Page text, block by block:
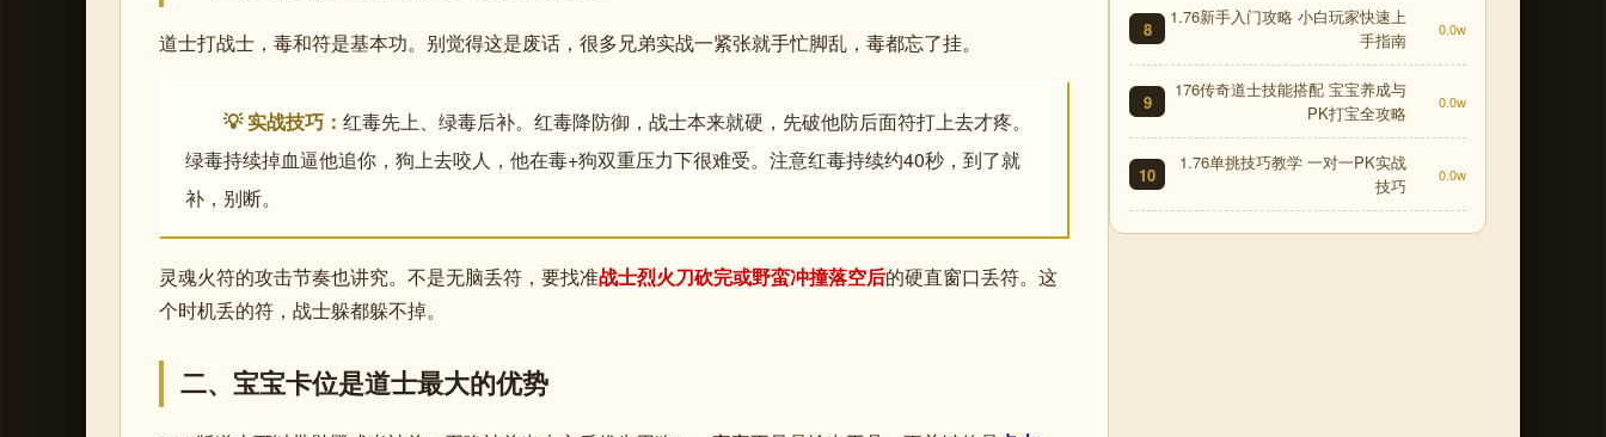
道士打战士，毒和符是基本功。别觉得这是废话，很多兄弟实战一紧张就手忙脚乱，毒都忘了挂。
💡 实战技巧： 红毒先上、绿毒后补。红毒降防御，战士本来就硬，先破他防后面符打上去才疼。
绿毒持续掉血逼他追你，狗上去咬人，他在毒+狗双重压力下很难受。注意红毒持续约40秒，到了就
补，别断。
灵魂火符的攻击节奏也讲究。不是无脑丢符，要找准战士烈火刀砍完或野蛮冲撞落空后的硬直窗口丢符。这
个时机丢的符，战士躲都躲不掉。
二、宝宝卡位是道士最大的优势
8
1.76新手入门攻略 小白玩家快速上
手指南
0.0w
9
176传奇道士技能搭配 宝宝养成与
PK打宝全攻略
0.0w
10
1.76单挑技巧教学 一对一PK实战
技巧
0.0w